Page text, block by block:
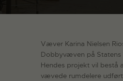
Væver Karina Nielsen
Dobbyvæven på
Hendes projekt vil bestå
vævede rumdelere